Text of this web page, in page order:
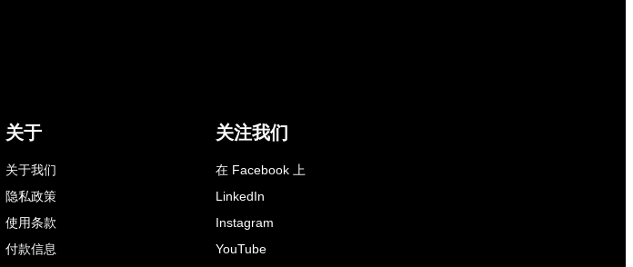
关于
关于我们
隐私政策
使用条款
付款信息
关注我们
在 Facebook 上
LinkedIn
Instagram
YouTube